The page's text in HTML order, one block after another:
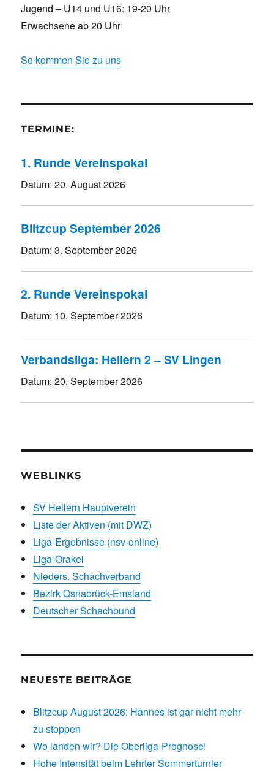
Jugend – U14 und U16: 19-20 Uhr
Erwachsene ab 20 Uhr
So kommen Sie zu uns
TERMINE:
1. Runde Vereinspokal
Datum:20. August 2026
Blitzcup September 2026
Datum:3. September 2026
2. Runde Vereinspokal
Datum: 10. September 2026
Verbandsliga: Hellern 2 – SV Lingen
Datum:20. September 2026
WEBLINKS
SV Hellern Hauptverein
Liste der Aktiven (mit DWZ)
Liga-Ergebnisse (nsv-online)
Liga-Orakel
Nieders. Schachverband
Bezirk Osnabrück-Emsland
Deutscher Schachbund
NEUESTE BEITRÄGE
Blitzcup August 2026: Hannes ist gar nicht mehr
zu stoppen
Wo landen wir? Die Oberliga-Prognose!
Hohe Intensität beim Lehrter Sommerturnier